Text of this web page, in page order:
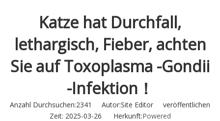
Katze hat Durchfall,
lethargisch, Fieber, achten
Sie auf Toxoplasma -Gondii
-Infektion！
Anzahl Durchsuchen:2341
Autor:Site Editor veröffentlichen
Zeit: 2025-03-26 Herkunft:Powered